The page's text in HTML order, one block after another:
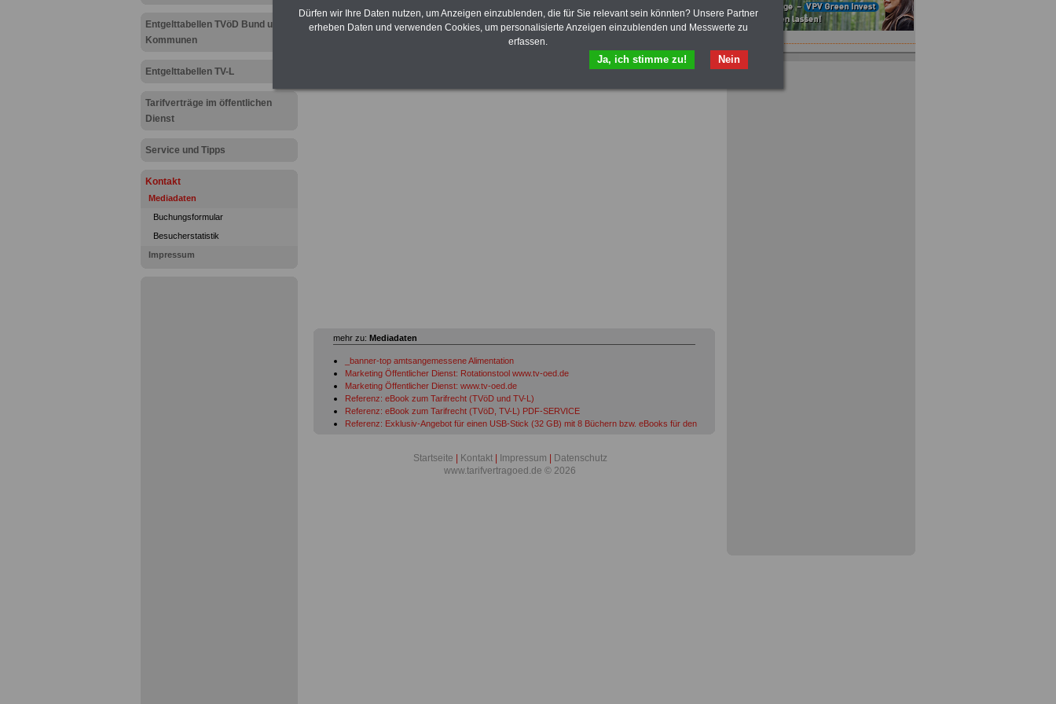
Entgelttabellen TVöD Bund und
Kommunen
Entgelttabellen TV-L
Tarifverträge im öffentlichen
Dienst
Service und Tipps
Kontakt
Mediadaten
Buchungsformular
Besucherstatistik
Impressum
Zum Pauschalpreis von 10 Euro können Sie das im Oktober 2025 neu
aufgelegteeBook "Tarifrecht für den Öffentlichen Dienst (TVöD, TV-L) bestellen. Mit
allen Entgelttabellen für Bund/Kommunen und TV-Länder.
mehr zu: Mediadaten
_banner-top amtsangemessene Alimentation
Marketing Öffentlicher Dienst: Rotationstool www.tv-oed.de
Marketing Öffentlicher Dienst: www.tv-oed.de
Referenz: eBook zum Tarifrecht (TVöD und TV-L)
Referenz: eBook zum Tarifrecht (TVöD, TV-L) PDF-SERVICE
Referenz: Exklusiv-Angebot für einen USB-Stick (32 GB) mit 8 Büchern bzw. eBooks für den
Startseite
Kontakt Impressum
Datenschutz
www.tarifvertragoed.de © 2026
Dürfen wir Ihre Daten nutzen, um Anzeigen einzublenden, die für Sie relevant sein könnten? Unsere Partner
erheben Daten und verwenden Cookies, um personalisierte Anzeigen einzublenden und Messwerte zu
erfassen.
Nein
Ja, ich stimme zu!